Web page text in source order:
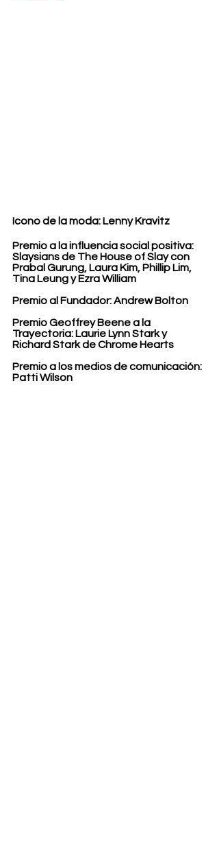
Icono de la moda: Lenny Kravitz
Premio a la influencia social positiva:
Slaysians de The House of Slay con
Prabal Gurung, Laura Kim, Phillip Lim,
Tina Leung y Ezra William
Premio al Fundador: Andrew Bolton
Premio Geoffrey Beene a la
Trayectoria: Laurie Lynn Stark y
Richard Stark de Chrome Hearts
Premio a los medios de comunicación:
Patti Wilson